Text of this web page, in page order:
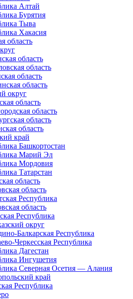
Алтай
Бурятия
Тыва
Хакасия
область
область
область
область
область
округ
область
область
область
область
край
Башкортостан
Марий Эл
Мордовия
Татарстан
область
область
Республика
область
Республика
округ
Балкарская Республика
Черкесская Республика
Дагестан
Ингушетия
Северная Осетия — Алания
край
Республика